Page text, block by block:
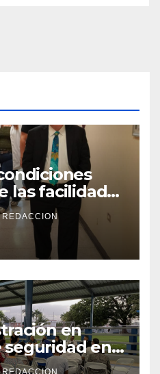
las facilidades
de la Salud
REDACCION
en
en